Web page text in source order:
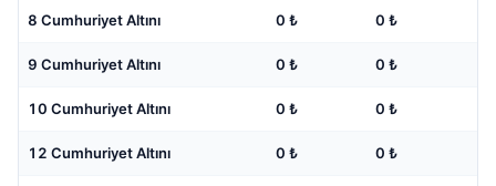
8 Cumhuriyet Altını 0 ₺ 0 ₺
9 Cumhuriyet Altını 0 ₺ 0 ₺
10 Cumhuriyet Altını 0 ₺ 0 ₺
12 Cumhuriyet Altını 0 ₺ 0 ₺